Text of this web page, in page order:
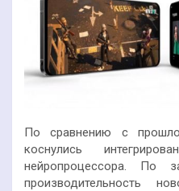
По сравнению с
коснулись
нейропроцессора. По
производительность